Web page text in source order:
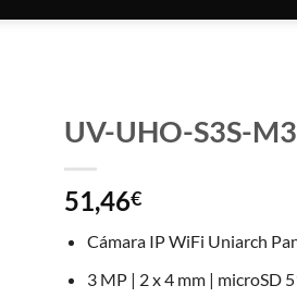
UV-UHO-S3S-
51,46€
Cámara IP WiFi Uniarch
3 MP | 2 x 4 mm | microSD